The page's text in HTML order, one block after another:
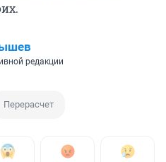
редакции
Перерасчет